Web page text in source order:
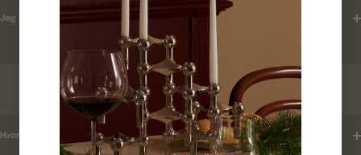
Jeg har ikke modtaget en ordrebekræftelse ?
LEVERINGSTID
Hvordan tjekker jeg leveringstid ?